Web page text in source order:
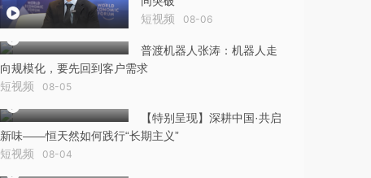
短视频 08-06
普渡机器人张涛：机器人走
向规模化，要先回到客户需求
短视频 08-05
【特别呈现】深耕中国·共启
新味——恒天然如何践行“长期主义”
短视频 08-04